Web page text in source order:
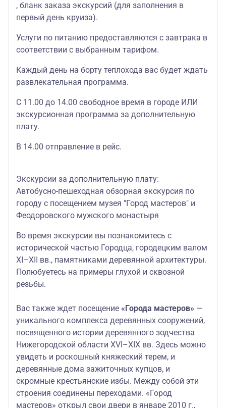
, бланк заказа экскурсий (для заполнения в
первый день круиза).
Услуги по питанию предоставляются с завтрака в
соответствии с выбранным тарифом.
Каждый день на борту теплохода вас будет ждать
развлекательная программа.
С 11.00 до 14.00 свободное время в городе ИЛИ
экскурсионная программа за дополнительную
плату.
В 14.00 отправление в рейс.
Экскурсии за дополнительную плату:
Автобусно-пешеходная обзорная экскурсия по
городу с посещением музея "Город мастеров" и
Феодоровского мужского монастыря
Во время экскурсии вы познакомитесь с
исторической частью Городца, городецким валом
XI–XII вв., памятниками деревянной архитектуры.
Полюбуетесь на примеры глухой и сквозной
резьбы.
Вас также ждет посещение «Города мастеров» —
уникального комплекса деревянных сооружений,
посвященного истории деревянного зодчества
Нижегородской области XVI–XIX вв. Здесь можно
увидеть и роскошный княжеский терем, и
деревянные дома зажиточных купцов, и
скромные крестьянские избы. Между собой эти
строения соединены переходами. «Город
мастеров» открыл свои двери в январе 2010 г.,